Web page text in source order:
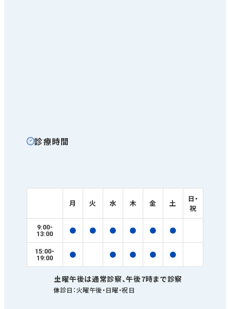
診療時間
月 火 水 木 金 土
日・
祝
9:00-
13:00
● ● ● ● ● ●
15:00-
19:00
● ● ● ● ●
土曜午後は通常診察、午後7時まで診察
休診⽇：⽕曜午後・⽇曜・祝⽇